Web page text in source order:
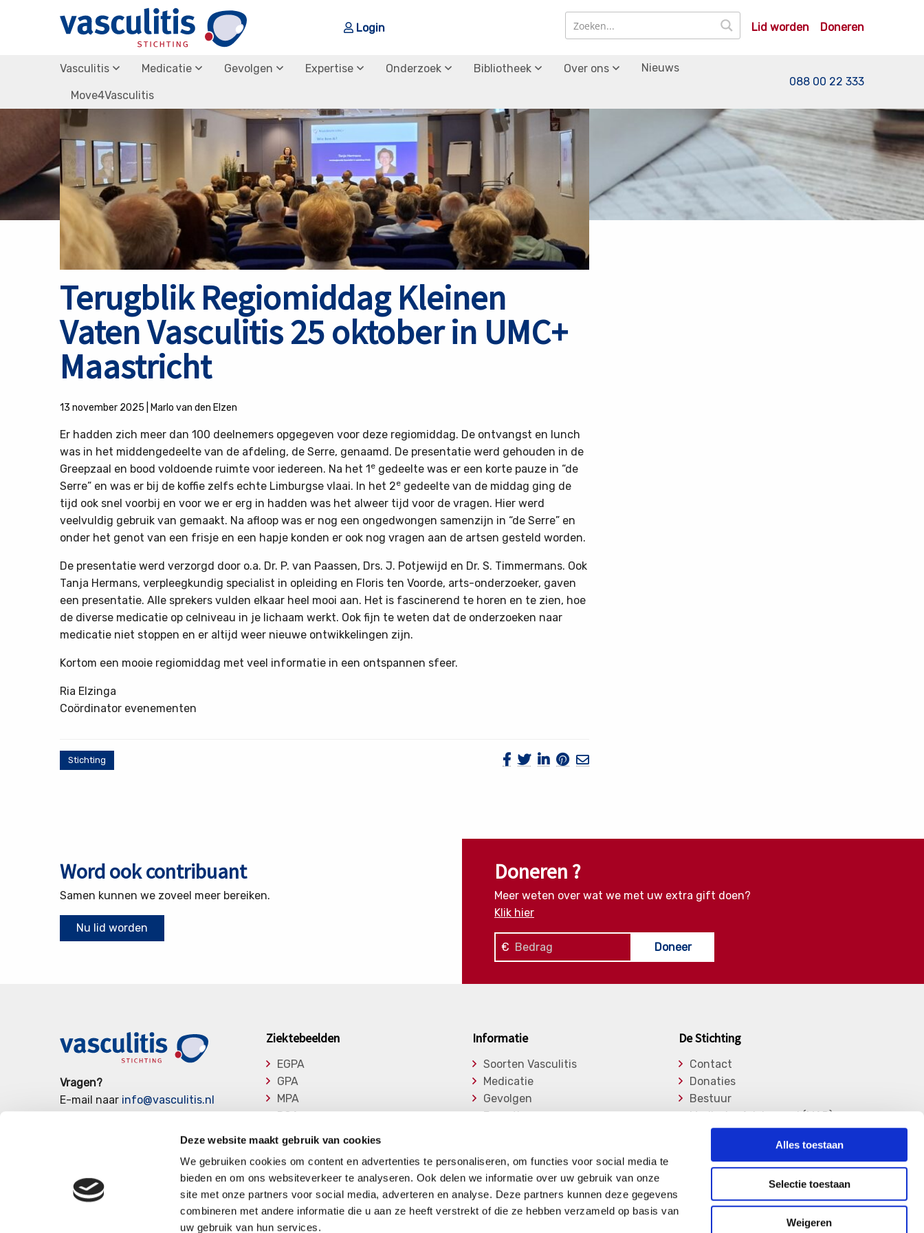
Deze website maakt gebruik van cookies
We gebruiken cookies om content en advertenties te personaliseren, om functies voor social media te
bieden en om ons websiteverkeer te analyseren. Ook delen we informatie over uw gebruik van onze
site met onze partners voor social media, adverteren en analyse. Deze partners kunnen deze gegevens
combineren met andere informatie die u aan ze heeft verstrekt of die ze hebben verzameld op basis van
uw gebruik van hun services.
Alles toestaan
Selectie toestaan
Weigeren
Login
Zoek
Lid worden Doneren
Vasculitis Medicatie Gevolgen Expertise Onderzoek Bibliotheek Over ons Nieuws
Move4Vasculitis
088 00 22 333
Terug naar nieuws overzicht
Terugblik Regiomiddag Kleinen
Vaten Vasculitis 25 oktober in UMC+
Maastricht
13 november 2025 Marlo van den Elzen
Er hadden zich meer dan 100 deelnemers opgegeven voor deze regiomiddag. De ontvangst en lunch
was in het middengedeelte van de afdeling, de Serre, genaamd. De presentatie werd gehouden in de
Greepzaal en bood voldoende ruimte voor iedereen. Na het 1e gedeelte was er een korte pauze in “de
Serre” en was er bij de koffie zelfs echte Limburgse vlaai. In het 2e gedeelte van de middag ging de
tijd ook snel voorbij en voor we er erg in hadden was het alweer tijd voor de vragen. Hier werd
veelvuldig gebruik van gemaakt. Na afloop was er nog een ongedwongen samenzijn in “de Serre” en
onder het genot van een frisje en een hapje konden er ook nog vragen aan de artsen gesteld worden.
De presentatie werd verzorgd door o.a. Dr. P. van Paassen, Drs. J. Potjewijd en Dr. S. Timmermans. Ook
Tanja Hermans, verpleegkundig specialist in opleiding en Floris ten Voorde, arts-onderzoeker, gaven
een presentatie. Alle sprekers vulden elkaar heel mooi aan. Het is fascinerend te horen en te zien, hoe
de diverse medicatie op celniveau in je lichaam werkt. Ook fijn te weten dat de onderzoeken naar
medicatie niet stoppen en er altijd weer nieuwe ontwikkelingen zijn.
Kortom een mooie regiomiddag met veel informatie in een ontspannen sfeer.
Ria Elzinga
Coördinator evenementen
Stichting
Word ook contribuant
Samen kunnen we zoveel meer bereiken.
Nu lid worden
Doneren ?
Meer weten over wat we met uw extra gift doen?
Klik hier
€ Doneer
Vragen?
E-mail naar info@vasculitis.nl
Elke werkdag van 10:00 – 17:00
Ziektebeelden
EGPA
GPA
MPA
RCA
Takayasu
Overige Vasculitiden
Informatie
Soorten Vasculitis
Medicatie
Gevolgen
Expertise
Nieuwsberichten
De Stichting
Contact
Donaties
Bestuur
Medische Adviesraad (MAR)
Lid worden
Over de stichting
Vrijwilligers
Privacy Verklaring